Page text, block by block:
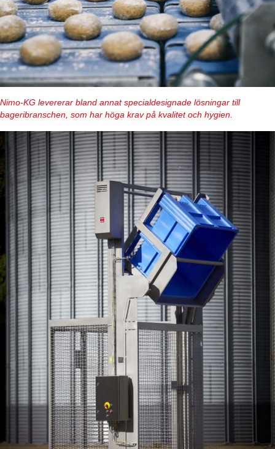
Nimo-KG levererar bland annat specialdesignade lösningar till
bageribranschen, som har höga krav på kvalitet och hygien.